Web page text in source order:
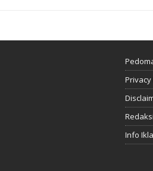
Privacy
Redaksi
Info